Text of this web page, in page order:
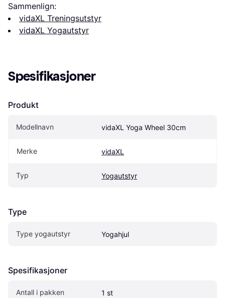
Sammenlign:
vidaXL Treningsutstyr
vidaXL Yogautstyr
Spesifikasjoner
Produkt
Modellnavn vidaXL Yoga Wheel 30cm
Merke vidaXL
Typ Yogautstyr
Type
Type yogautstyr Yogahjul
Spesifikasjoner
Antall i pakken 1 st